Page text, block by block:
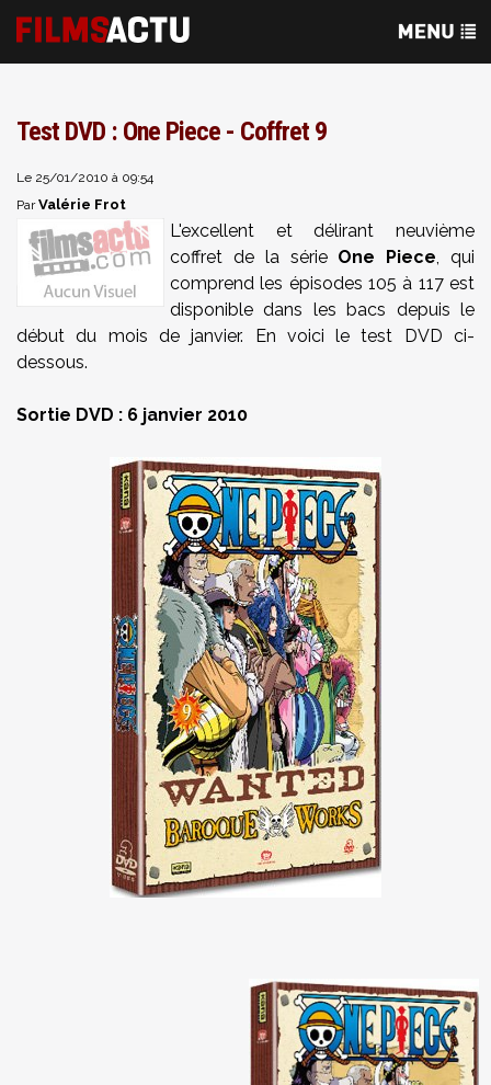
Test DVD : One Piece - Coffret 9
Le 25/01/2010 à 09:54
ParValérie Frot
L'excellent et délirant neuvième
coffret de la série One Piece, qui
comprend les épisodes 105 à 117 est
disponible dans les bacs depuis le
début du mois de janvier. En voici le test DVD ci-
dessous.
Sortie DVD : 6 janvier 2010